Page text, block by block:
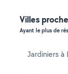
Villes
Ayant le plus de
Jardiniers à